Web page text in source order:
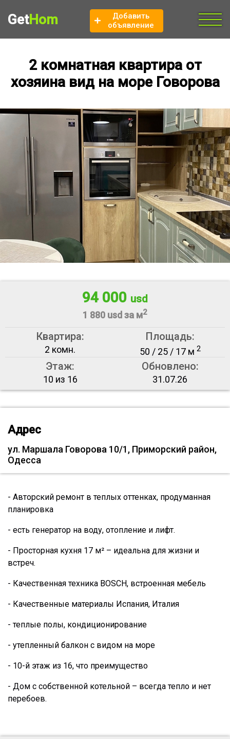
GetHom
Добавить
объявление
2 комнатная квартира от
хозяина вид на море Говорова
94 000 usd
1 880 usd за м2
Квартира:
2 комн.
Площадь:
50 / 25 / 17 м 2
Этаж:
10 из 16
Обновлено:
31.07.26
Адрес
ул. Маршала Говорова 10/1, Приморский район,
Одесса
- Авторский ремонт в теплых оттенках, продуманная
планировка
- есть генератор на воду, отопление и лифт.
- Просторная кухня 17 м² – идеальна для жизни и
встреч.
- Качественная техника BOSCH, встроенная мебель
- Качественные материалы Испания, Италия
- теплые полы, кондиционирование
- утепленный балкон с видом на море
- 10-й этаж из 16, что преимущество
- Дом с собственной котельной – всегда тепло и нет
перебоев.